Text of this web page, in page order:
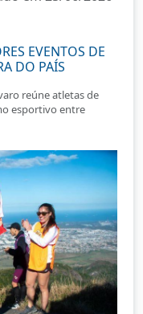
EVENTOS DE
DO PAÍS
reúne atletas de
esportivo entre